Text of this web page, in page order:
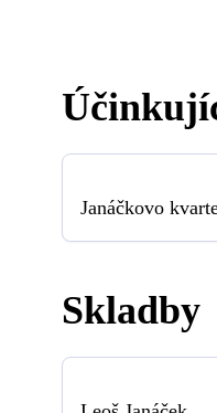
Janáčkovo
Skladby